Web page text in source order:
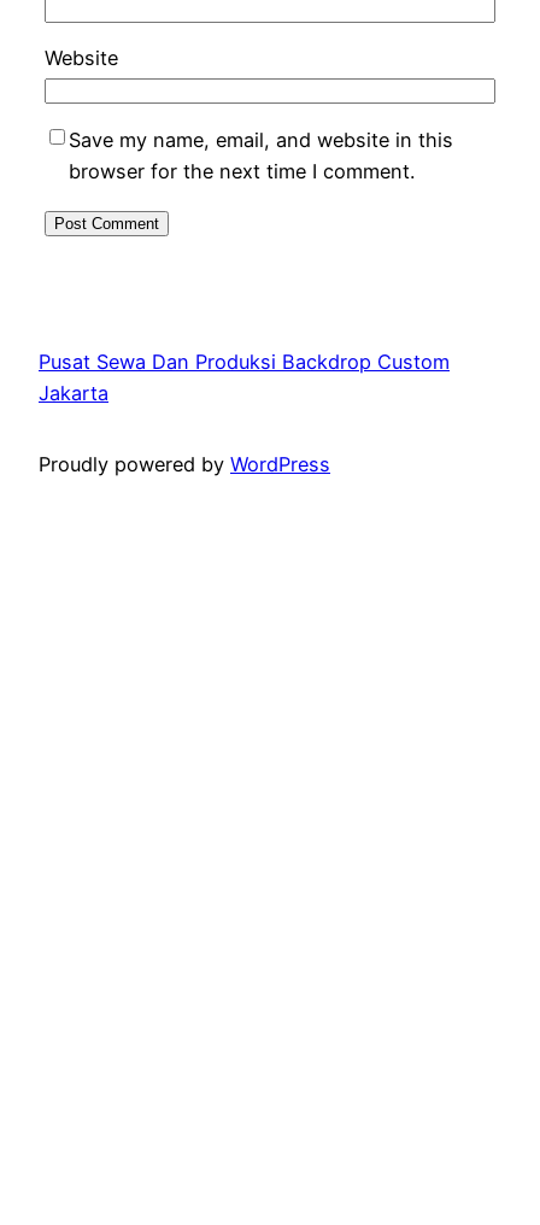
Website
Save my name, email, and website in this
browser for the next time I comment.
Pusat Sewa Dan Produksi Backdrop Custom
Jakarta
Proudly powered by WordPress